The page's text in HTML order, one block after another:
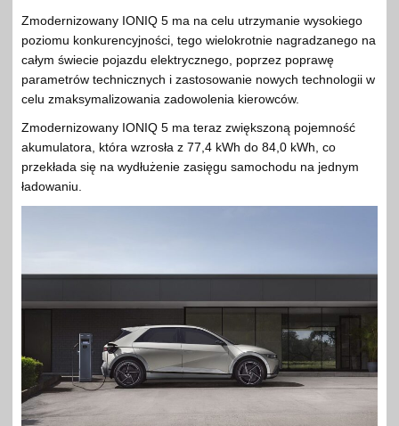
Zmodernizowany IONIQ 5 ma na celu utrzymanie wysokiego
poziomu konkurencyjności, tego wielokrotnie nagradzanego na
całym świecie pojazdu elektrycznego, poprzez poprawę
parametrów technicznych i zastosowanie nowych technologii w
celu zmaksymalizowania zadowolenia kierowców.
Zmodernizowany IONIQ 5 ma teraz zwiększoną pojemność
akumulatora, która wzrosła z 77,4 kWh do 84,0 kWh, co
przekłada się na wydłużenie zasięgu samochodu na jednym
ładowaniu.